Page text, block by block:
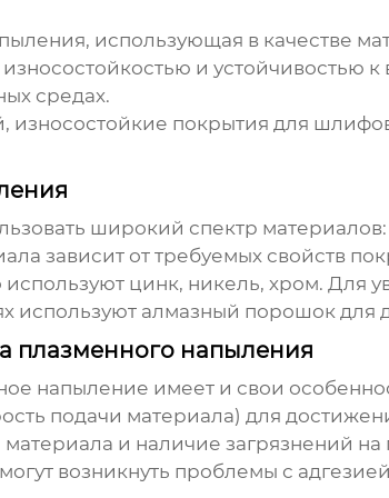
использующая в качестве
и устойчивостью
средах.
износостойкие покрытия для
широкий спектр материалов:
зависит от требуемых свойств
цинк, никель, хром. Для
используют алмазный порошок для
плазменного напыления
напыление имеет и свои
подачи материала) для
и наличие загрязнений на
возникнуть проблемы с